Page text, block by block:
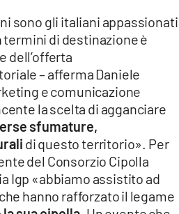
sono gli italiani appassionati
termini di destinazione è
dell’offerta
– afferma Daniele
e comunicazione
la scelta di agganciare
sfumature,
di questo territorio». Per
del Consorzio Cipolla
Igp «abbiamo assistito ad
hanno rafforzato il legame